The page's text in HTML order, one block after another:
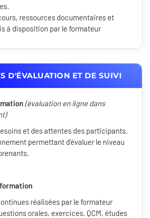
ressources documentaires et
à disposition par le formateur
D'ÉVALUATION ET DE SUIVI
(évaluation en ligne dans
et des attentes des participants.
permettant d'évaluer le niveau
réalisées par le formateur
orales, exercices, QCM, études